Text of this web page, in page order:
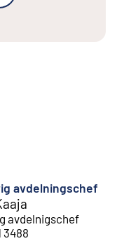
avdelningschef
avdelnigschef
3488